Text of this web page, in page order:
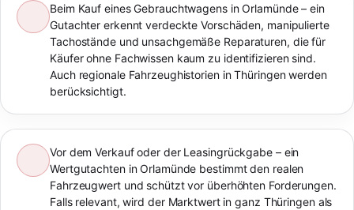
Beim Kauf eines Gebrauchtwagens in Orlamünde – ein
Gutachter erkennt verdeckte Vorschäden, manipulierte
Tachostände und unsachgemäße Reparaturen, die für
Käufer ohne Fachwissen kaum zu identifizieren sind.
Auch regionale Fahrzeughistorien in Thüringen werden
berücksichtigt.
Vor dem Verkauf oder der Leasingrückgabe – ein
Wertgutachten in Orlamünde bestimmt den realen
Fahrzeugwert und schützt vor überhöhten Forderungen.
Falls relevant, wird der Marktwert in ganz Thüringen als